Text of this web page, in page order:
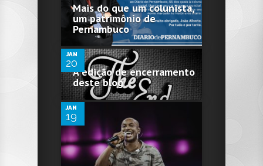
Mais do que um colunista,
um patrimônio de
Pernambuco
JAN
20
0
A edição de encerramento
deste blog
JAN
19
0